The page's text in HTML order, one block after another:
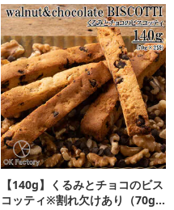
【140g】くるみとチョコのビス
コッティ※割れ欠けあり（70g×